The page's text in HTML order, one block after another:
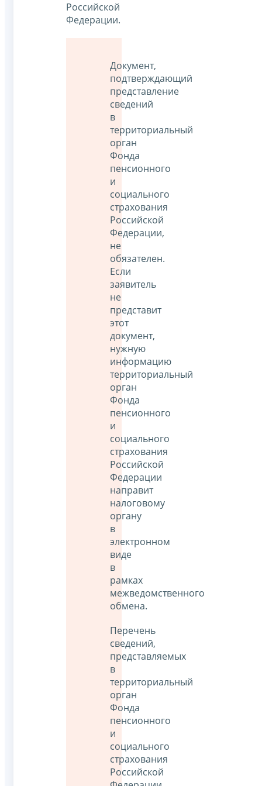
Российской
Федерации.
Документ,
подтверждающий
представление
сведений
в
территориальный
орган
Фонда
пенсионного
и
социального
страхования
Российской
Федерации,
не
обязателен.
Если
заявитель
не
представит
этот
документ,
нужную
информацию
территориальный
орган
Фонда
пенсионного
и
социального
страхования
Российской
Федерации
направит
налоговому
органу
в
электронном
виде
в
рамках
межведомственного
обмена.
Перечень
сведений,
представляемых
в
территориальный
орган
Фонда
пенсионного
и
социального
страхования
Российской